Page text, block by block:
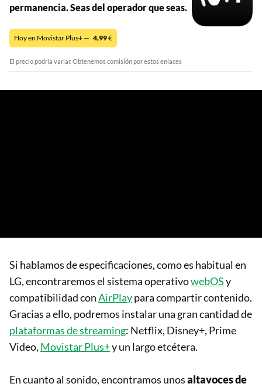
permanencia. Seas del operador que seas.
Hoy en Movistar Plus+ — 4,99€
El precio podría variar. Obtenemos comisión por estos enlaces
Si hablamos de especificaciones, como es habitual en
LG, encontraremos el sistema operativowebOSy
compatibilidad conAirPlaypara compartir contenido.
Gracias a ello, podremos instalar una gran cantidad de
plataformas de streaming: Netflix, Disney+, Prime
Video, Movistar Plus+y un largo etcétera.
En cuanto al sonido, encontramos unosaltavoces de